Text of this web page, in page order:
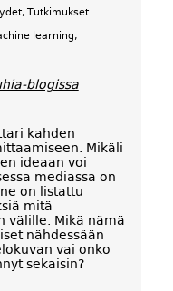
,Tutkimukset
learning,
blogissa
kahden
Mikäli
ideaan voi
mediassa on
on listattu
mitä
välille. Mikä nämä
nähdessään
vai onko
sekaisin?